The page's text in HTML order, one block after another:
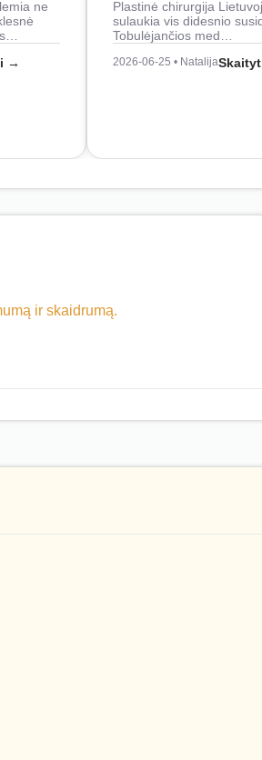
ne
→
Plastinė chirurgija
sulaukia vis didesnio
Tobulėjančios med…
2026-06-25 • Natalija
ir skaidrumą.